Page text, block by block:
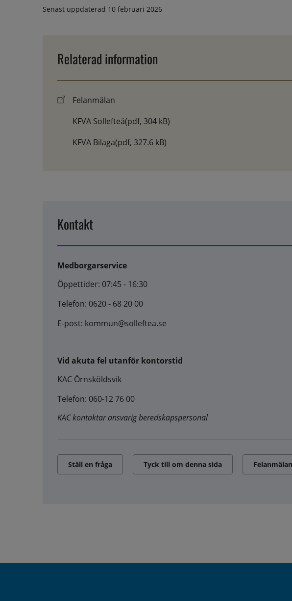
Senast uppdaterad 10 februari 2026
Relaterad information
Felanmälan
KFVA Sollefteå(pdf, 304 kB)
KFVA Bilaga(pdf, 327.6 kB)
Kontakt
Medborgarservice
Öppettider: 07:45 - 16:30
Telefon: 0620 - 68 20 00
E-post: kommun@solleftea.se
Vid akuta fel utanför kontorstid
KAC Örnsköldsvik
Telefon: 060-12 76 00
KAC kontaktar ansvarig beredskapspersonal
Ställ en fråga Tyck till om denna sida Felanmälan